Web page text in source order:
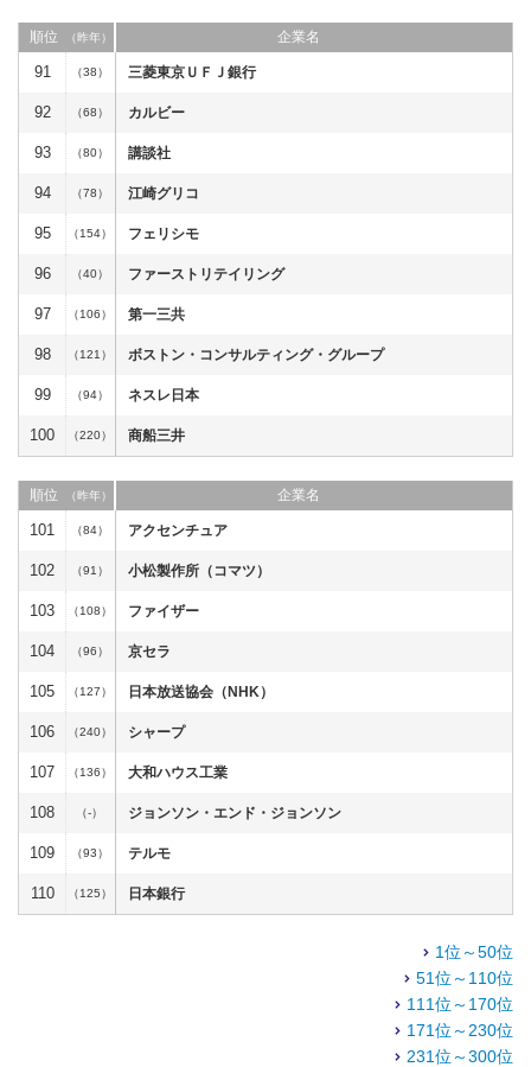
順位 （昨年） 企業名
91 （38） 三菱東京ＵＦＪ銀行
92 （68） カルビー
93 （80） 講談社
94 （78） 江崎グリコ
95 （154） フェリシモ
96 （40） ファーストリテイリング
97 （106） 第一三共
98 （121） ボストン・コンサルティング・グループ
99 （94） ネスレ日本
100 （220） 商船三井
順位 （昨年） 企業名
101 （84） アクセンチュア
102 （91） 小松製作所（コマツ）
103 （108） ファイザー
104 （96） 京セラ
105 （127） 日本放送協会（NHK）
106 （240） シャープ
107 （136） 大和ハウス工業
108 （-） ジョンソン・エンド・ジョンソン
109 （93） テルモ
110 （125） 日本銀行
1位～50位
51位～110位
111位～170位
171位～230位
231位～300位